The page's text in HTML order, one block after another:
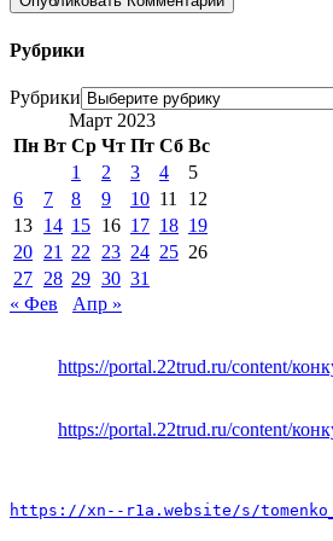
Рубрики
Рубрики
Март 2023
Пн Вт Ср Чт Пт Сб Вс
1
2 3 4
5
6
7 8 9 10 11
12
13 14 15 16 17 18 19
20 21 22 23 24 25 26
27 28 29 30 31
« Фев
Апр »
https://portal.22trud.ru/content/
https://portal.22trud.ru/content/
https://xn--r1a.website/s/